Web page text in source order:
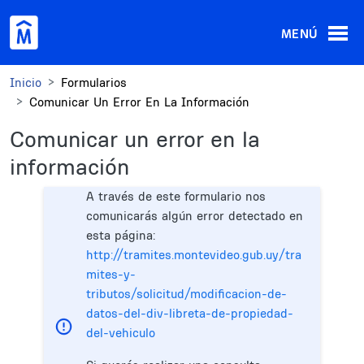
MENÚ
Inicio
Formularios
Comunicar Un Error En La Información
Comunicar un error en la
información
A través de este formulario nos
comunicarás algún error detectado en
esta página:
http://tramites.montevideo.gub.uy/tra
mites-y-
tributos/solicitud/modificacion-de-
datos-del-div-libreta-de-propiedad-
del-vehiculo